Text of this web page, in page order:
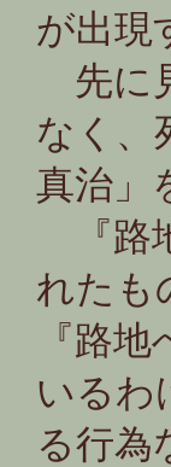
が出現
先に
なく、
真治」
『路
れたも
『路
いるわ
る行為